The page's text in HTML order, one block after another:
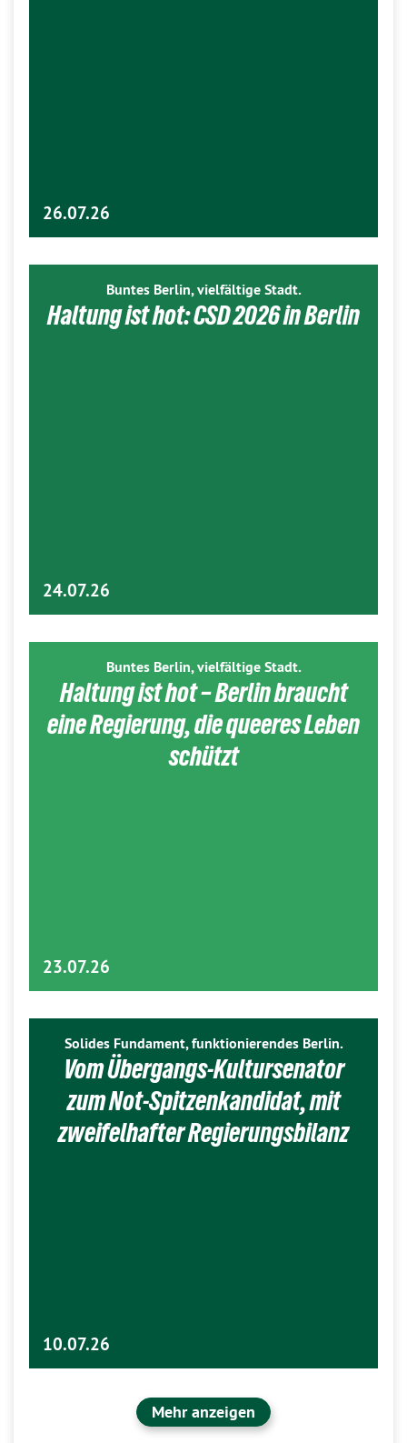
26.07.26
Buntes Berlin, vielfältige Stadt.
Haltung ist hot: CSD 2026 in Berlin
24.07.26
Buntes Berlin, vielfältige Stadt.
Haltung ist hot – Berlin braucht
eine Regierung, die queeres Leben
schützt
23.07.26
Solides Fundament, funktionierendes Berlin.
Vom Übergangs-Kultursenator
zum Not-Spitzenkandidat, mit
zweifelhafter Regierungsbilanz
10.07.26
Mehr anzeigen